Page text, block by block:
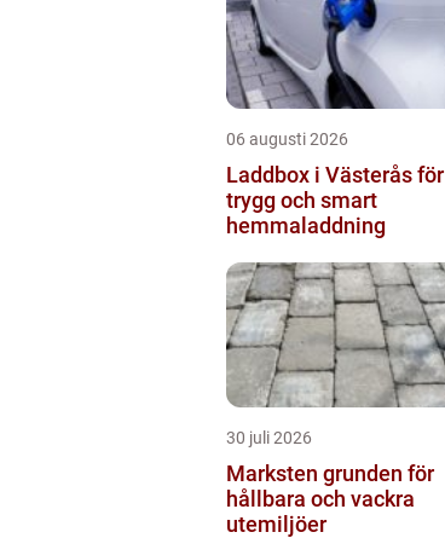
06 augusti 2026
Laddbox i Västerås för
trygg och smart
hemmaladdning
30 juli 2026
Marksten grunden för
hållbara och vackra
utemiljöer